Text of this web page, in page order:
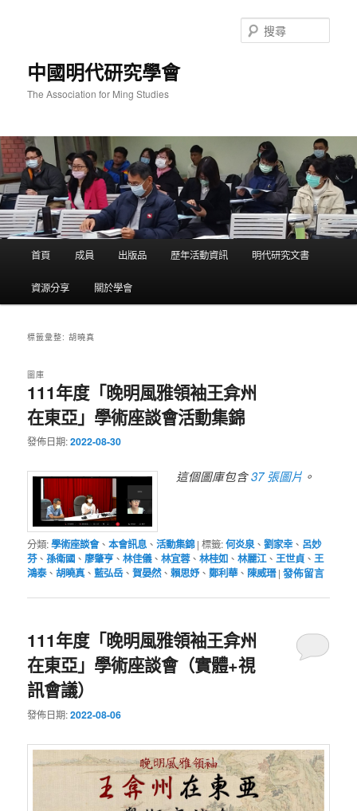
中國明代研究學會
The Association for Ming Studies
尋
首頁 成員 出版品 歷年活動資訊 明代研究文書
資源分享 關於學會
標籤彙整:胡曉真
111年度「晚明風雅領袖王弇州
在東亞」學術座談會活動集錦
圖庫
發佈日期:2022-08-30
這個圖庫包含37 張圖片 。
分類:學術座談會、本會訊息 、活動集錦 |標籤:何炎泉 、劉家幸、 呂妙
芬、孫衛國 、 廖肇亨、林佳儀、林宜蓉、林桂如 、林麗江、王世貞 、王
鴻泰、胡曉真、藍弘岳、賀晏然、賴思妤、鄭利華、 陳威瑨 |發佈留言
111年度「晚明風雅領袖王弇州
在東亞」學術座談會（實體+視
訊會議）
發佈日期:2022-08-06